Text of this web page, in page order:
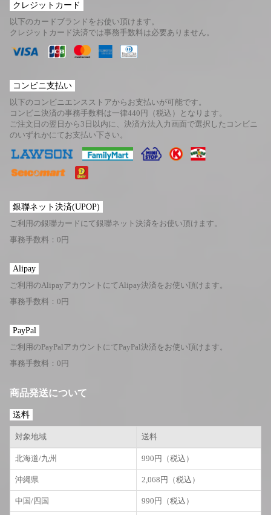
クレジットカード
以下のカードブランドをお使い頂けます。
クレジットカード決済では事務手数料は必要ありません。
コンビニ支払い
以下のコンビニエンスストアからお支払いが可能です。
コンビニ決済の事務手数料は一律440円（税込）となります。
ご注文日の翌日から3日以内に、決済方法入力画面で選択したコンビニ
のいずれかにてお支払い下さい。
銀聯ネット決済(UPOP)
ご利用の銀聯カードにて銀聯ネット決済をお使い頂けます。
事務手数料：0円
Alipay
ご利用のAlipayアカウントにてAlipay決済をお使い頂けます。
事務手数料：0円
PayPal
ご利用のPayPalアカウントにてPayPal決済をお使い頂けます。
事務手数料：0円
商品発送について
送料
対象地域 送料
北海道/九州 990円（税込）
沖縄県 2,068円（税込）
中国/四国 990円（税込）